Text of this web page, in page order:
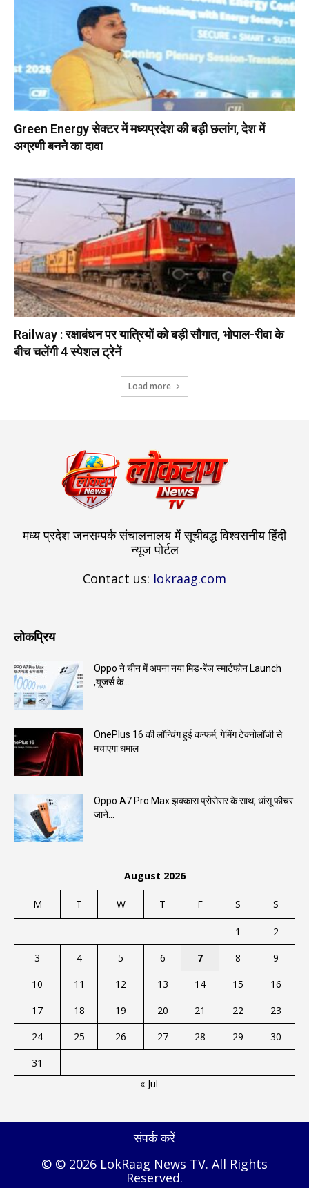
Green Energy सेक्टर में मध्यप्रदेश की बड़ी छलांग, देश में
अग्रणी बनने का दावा
Railway : रक्षाबंधन पर यात्रियों को बड़ी सौगात, भोपाल-रीवा के
बीच चलेंगी 4 स्पेशल ट्रेनें
Load more
मध्य प्रदेश जनसम्पर्क संचालनालय में सूचीबद्ध विश्वसनीय हिंदी
न्यूज पोर्टल
Contact us: lokraag.com
लोकप्रिय
Oppo ने चीन में अपना नया मिड-रेंज स्मार्टफोन Launch
,यूजर्स के...
OnePlus 16 की लॉन्चिंग हुई कन्फर्म, गेमिंग टेक्नोलॉजी से
मचाएगा धमाल
Oppo A7 Pro Max झक्कास प्रोसेसर के साथ, धांसू फीचर
जाने...
August 2026
M T W T F S S
1
2
3
4 5 6 7 8
9
10
11 12 13 14 15
16
17
18 19 20 21 22
23
24
25 26 27 28 29
30
31
« Jul
संपर्क करें
© © 2026 LokRaag News TV. All Rights
Reserved.